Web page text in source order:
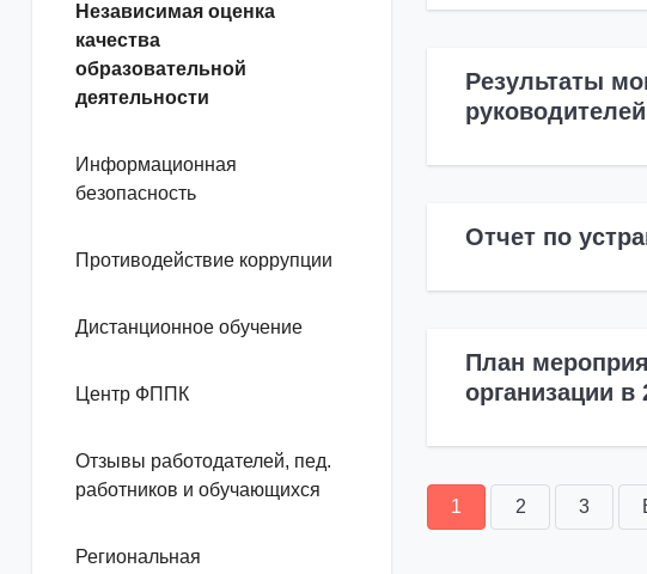
Независимая оценка
качества
образовательной
деятельности
Информационная
безопасность
Противодействие коррупции
Дистанционное обучение
Центр ФППК
Отзывы работодателей, пед.
работников и обучающихся
Региональная
Результаты
Отчет по
План
организации в
1 2 3